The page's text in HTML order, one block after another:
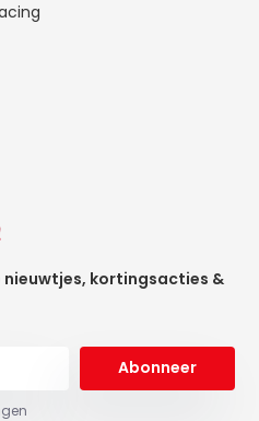
nieuwtjes, kortingsacties &
Abonneer